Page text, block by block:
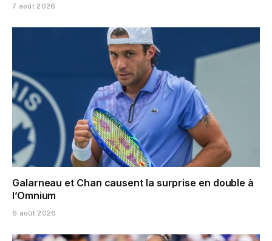
7 août 2026
Galarneau et Chan causent la surprise en double à
l’Omnium
6 août 2026